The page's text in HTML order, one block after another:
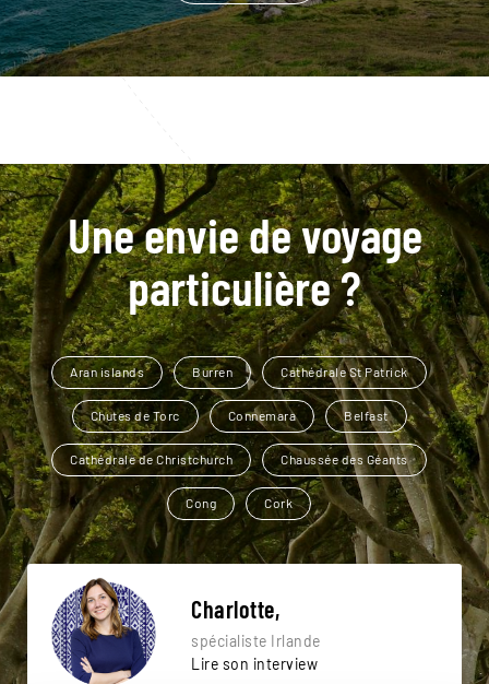
Une envie de voyage
particulière ?
Aran islands Burren Cathédrale St Patrick
Chutes de Torc Connemara Belfast
Cathédrale de Christchurch Chaussée des Géants
Cong Cork
Charlotte,
spécialiste Irlande
Lire son interview